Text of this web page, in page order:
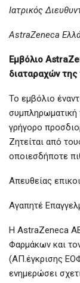
Ιατρικός
AstraZeneca
Εμβόλιο
διαταραχών
Το εμβόλιο
συμπληρωματική
γρήγορο
Ζητείται από
οποιεσδήποτε
Απευθείας
Αγαπητέ
Η AstraZeneca
Φαρμάκων και
(ΑΠ.έγκρισης
ενημερώσει